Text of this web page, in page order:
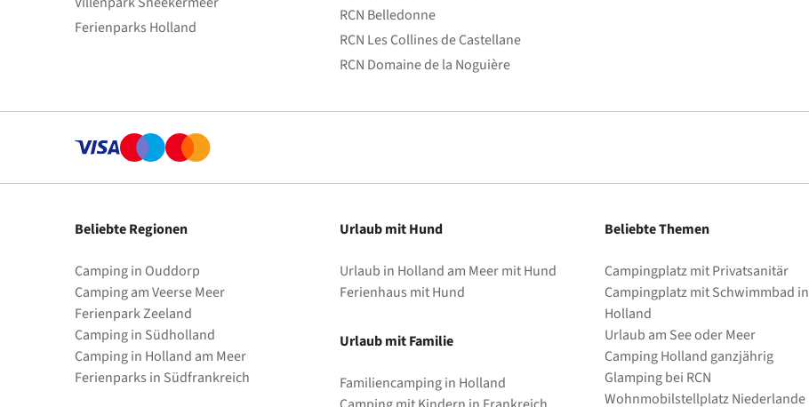
Ferienparks Holland
RCN Belledonne
RCN Les Collines de Castellane
RCN Domaine de la Noguière
Beliebte Regionen
Camping in Ouddorp
Camping am Veerse Meer
Ferienpark Zeeland
Camping in Südholland
Camping in Holland am Meer
Ferienparks in Südfrankreich
Urlaub mit Hund
Urlaub in Holland am Meer mit Hund
Ferienhaus mit Hund
Urlaub mit Familie
Familiencamping in Holland
Beliebte Themen
Campingplatz mit Privatsanitär
Campingplatz mit Schwimmbad in
Holland
Urlaub am See oder Meer
Camping Holland ganzjährig
Glamping bei RCN
Wohnmobilstellplatz Niederlande